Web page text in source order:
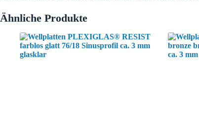
Ähnliche Produkte